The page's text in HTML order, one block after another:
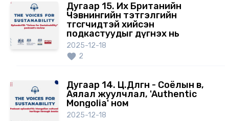
Дугаар 15. Их Британийн
Чэвнингийн тэтгэлгийн
төгсөгчидтэй хийсэн
подкастуудыг дүгнэх нь
2025-12-18
2
Дугаар 14. Ц.Дөлгөөн - Соёлын өв,
Аялал жуулчлал, 'Authentic
Mongolia' ном
2025-12-18